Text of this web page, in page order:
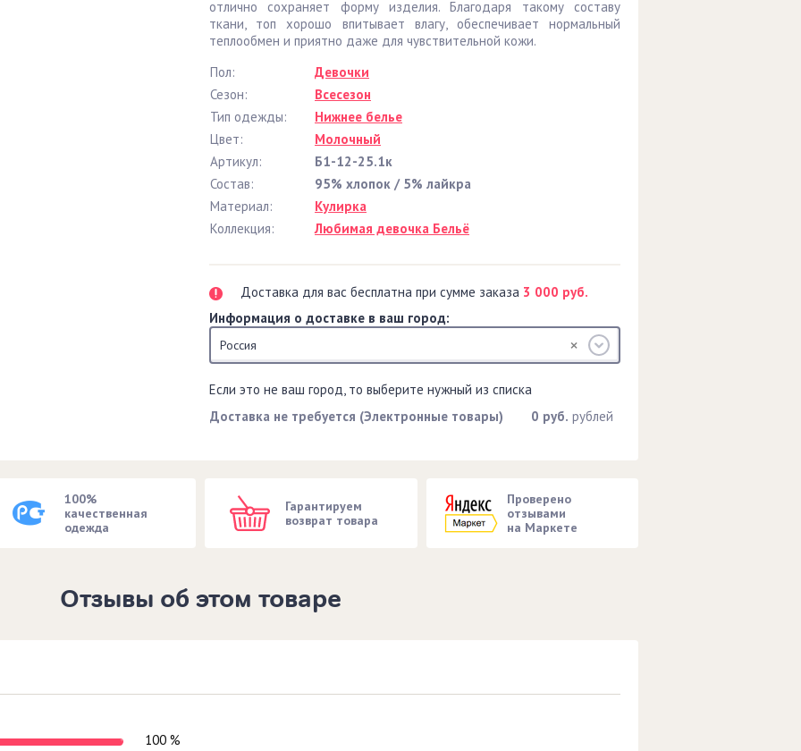
отлично сохраняет форму изделия. Благодаря такому составу
ткани, топ хорошо впитывает влагу, обеспечивает нормальный
теплообмен и приятно даже для чувствительной кожи.
Пол:
Девочки
Сезон:
Всесезон
Тип одежды:
Нижнее белье
Цвет:
Молочный
Артикул:
Б1-12-25.1к
Состав:
95% хлопок / 5% лайкра
Материал:
Кулирка
Коллекция:
Любимая девочка Бельё
Доставка для вас бесплатна при сумме заказа 3 000 руб.
Информация о доставке в ваш город:
Россия
Если это не ваш город, то выберите нужный из списка
Доставка не требуется (Электронные товары)
0 руб. рублей
100%
качественная
одежда
Гарантируем
возврат товара
Проверено
отзывами
на Маркете
Отзывы об этом товаре
100 %